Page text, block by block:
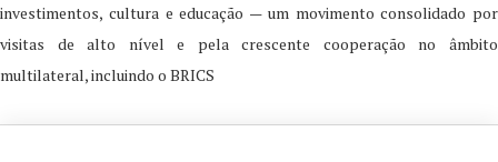
investimentos, cultura e educação — um movimento consolidado por
visitas de alto nível e pela crescente cooperação no âmbito
multilateral, incluindo o BRICS